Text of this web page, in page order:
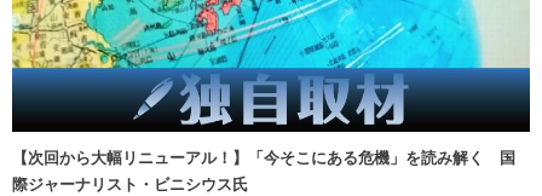
【次回から大幅リニューアル！】「今そこにある危機」を読み解く 国
際ジャーナリスト・ビニシウス氏